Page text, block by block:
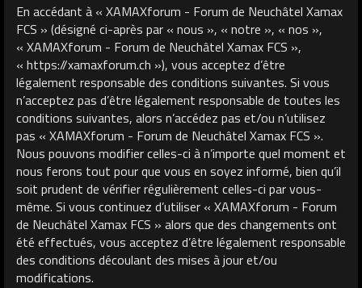
En accédant à « XAMAXforum - Forum de Neuchâtel Xamax
FCS » (désigné ci-après par « nous », « notre », « nos »,
« XAMAXforum - Forum de Neuchâtel Xamax FCS »,
« https://xamaxforum.ch »), vous acceptez d’être
légalement responsable des conditions suivantes. Si vous
n’acceptez pas d’être légalement responsable de toutes les
conditions suivantes, alors n’accédez pas et/ou n’utilisez
pas « XAMAXforum - Forum de Neuchâtel Xamax FCS ».
Nous pouvons modifier celles-ci à n’importe quel moment et
nous ferons tout pour que vous en soyez informé, bien qu’il
soit prudent de vérifier régulièrement celles-ci par vous-
même. Si vous continuez d’utiliser « XAMAXforum - Forum
de Neuchâtel Xamax FCS » alors que des changements ont
été effectués, vous acceptez d’être légalement responsable
des conditions découlant des mises à jour et/ou
modifications.